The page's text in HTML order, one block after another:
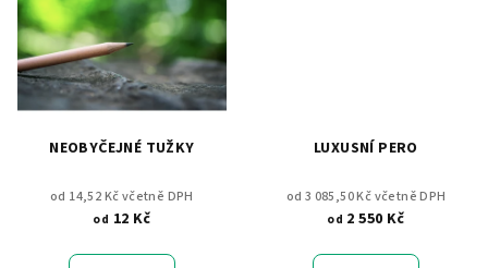
NEOBYČEJNÉ TUŽKY
od 14,52 Kč včetně DPH
od 12 Kč
LUXUSNÍ PERO
od 3 085,50 Kč včetně DPH
od 2 550 Kč